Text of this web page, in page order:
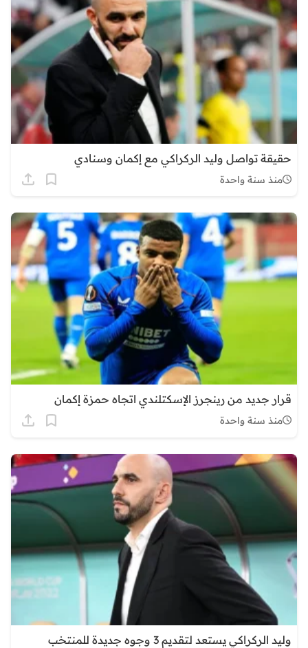
حقيقة تواصل وليد الركراكي مع إكمان وسنادي
منذ سنة واحدة
قرار جديد من رينجرز الإسكتلندي اتجاه حمزة إكمان
منذ سنة واحدة
وليد الركراكي يستعد لتقديم 3 وجوه جديدة للمنتخب